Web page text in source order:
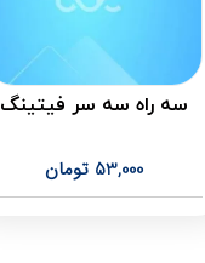
سه راه سه سر فیتینگ
53,000 تومان